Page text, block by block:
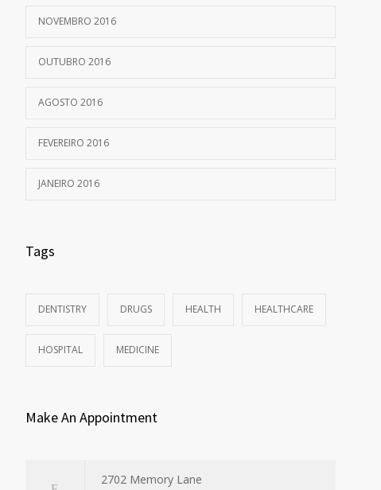
NOVEMBRO 2016
OUTUBRO 2016
AGOSTO 2016
FEVEREIRO 2016
JANEIRO 2016
Tags
DENTISTRY DRUGS HEALTH HEALTHCARE
HOSPITAL MEDICINE
Make An Appointment
2702 Memory Lane